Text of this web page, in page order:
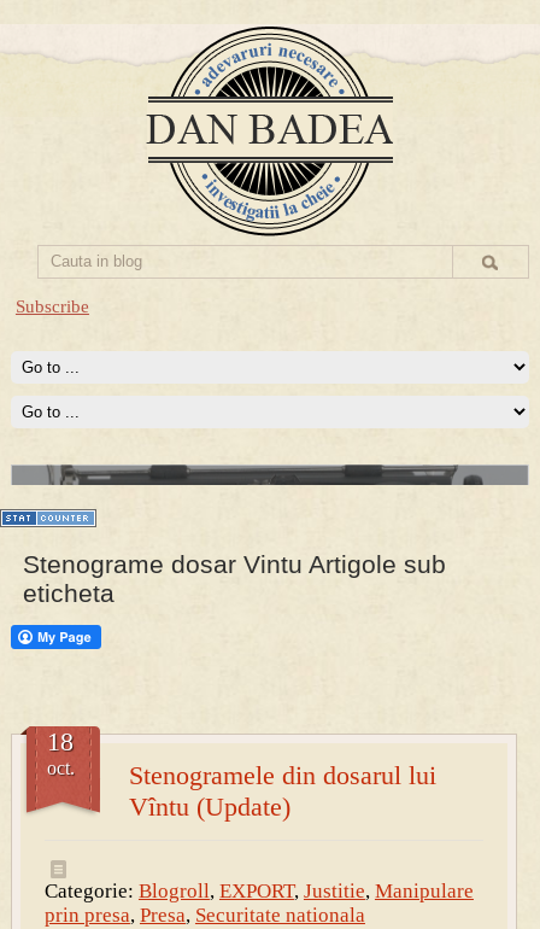
Subscribe
PRESA
Stenograme dosar Vintu Artigole sub
eticheta
Stenogramele din dosarul lui
Vîntu (Update)
18
oct.
Categorie: Blogroll, EXPORT, Justitie, Manipulare
prin presa, Presa, Securitate nationala